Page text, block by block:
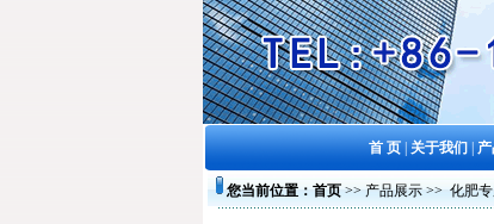
首 页|关于我们|产
您当前位置：首页>>产品展示>>化肥